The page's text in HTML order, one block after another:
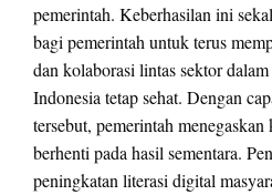
pemerintah. Keberhasilan ini
bagi pemerintah untuk terus
dan kolaborasi lintas sektor
Indonesia tetap sehat. Dengan
tersebut, pemerintah
berhenti pada hasil sementara.
peningkatan literasi digital